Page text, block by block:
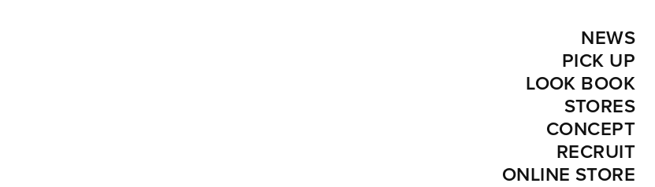
NEWS
PICK UP
LOOK BOOK
STORES
CONCEPT
RECRUIT
ONLINE STORE